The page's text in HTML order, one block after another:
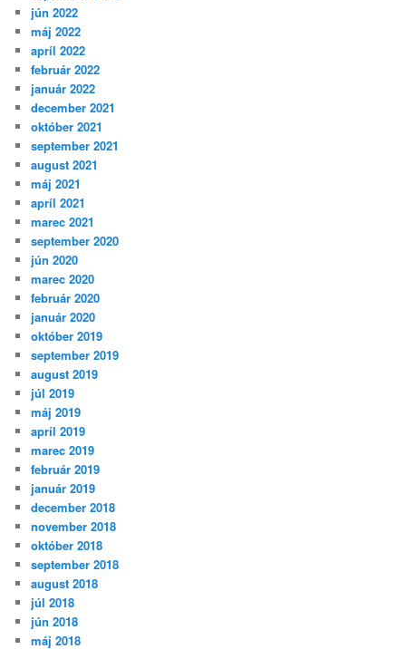
jún 2022
máj 2022
apríl 2022
február 2022
január 2022
december 2021
október 2021
september 2021
august 2021
máj 2021
apríl 2021
marec 2021
september 2020
jún 2020
marec 2020
február 2020
január 2020
október 2019
september 2019
august 2019
júl 2019
máj 2019
apríl 2019
marec 2019
február 2019
január 2019
december 2018
november 2018
október 2018
september 2018
august 2018
júl 2018
jún 2018
máj 2018